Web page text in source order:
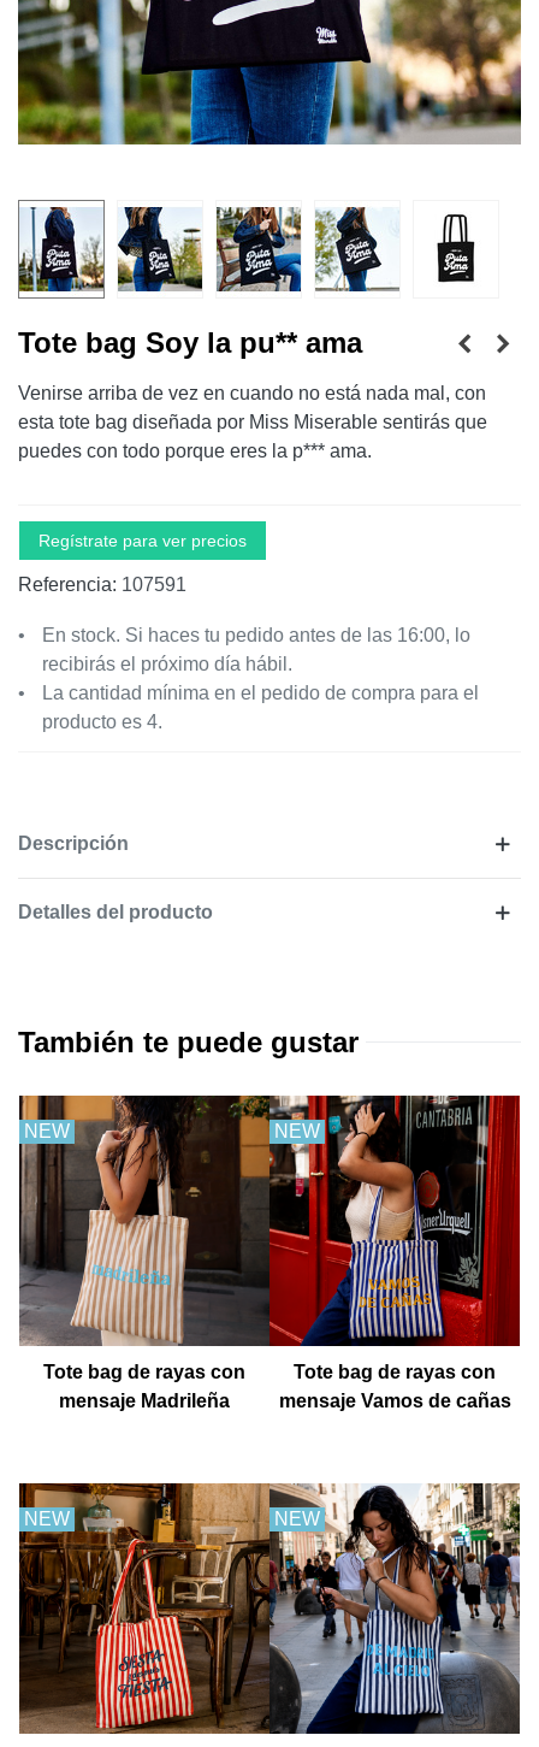
Tote bag Soy la pu** ama
Venirse arriba de vez en cuando no está nada mal, con
esta tote bag diseñada por Miss Miserable sentirás que
puedes con todo porque eres la p*** ama.
Regístrate para ver precios
Referencia: 107591
En stock. Si haces tu pedido antes de las 16:00, lo
recibirás el próximo día hábil.
La cantidad mínima en el pedido de compra para el
producto es 4.
Descripción
Detalles del producto
También te puede gustar
NEW
Tote bag de rayas con
mensaje Madrileña
NEW
Tote bag de rayas con
mensaje Vamos de cañas
NEW NEW